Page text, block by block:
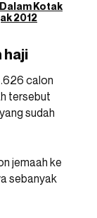
Kotak
2012
haji
calon
tersebut
sudah
jemaah ke
sebanyak